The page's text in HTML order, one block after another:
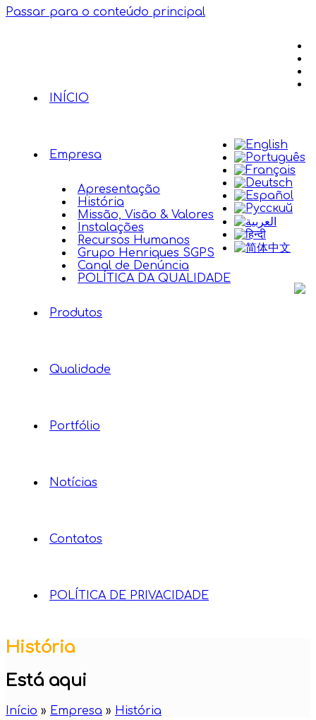
Passar para o conteúdo principal
INÍCIO
Empresa
Apresentação
História
Missão, Visão & Valores
Instalações
Recursos Humanos
Grupo Henriques SGPS
Canal de Denúncia
POLÍTICA DA QUALIDADE
Produtos
Qualidade
Portfólio
Notícias
Contatos
POLÍTICA DE PRIVACIDADE
História
Está aqui
Início » Empresa » História